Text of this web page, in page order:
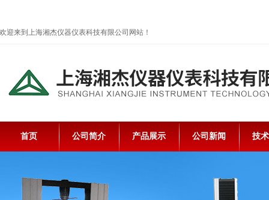
欢迎来到上海湘杰仪器仪表科技有限公司网站！
首页 公司简介 产品展示 公司新闻 技